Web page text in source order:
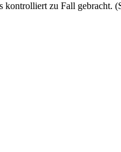
kontrolliert zu Fall gebracht.